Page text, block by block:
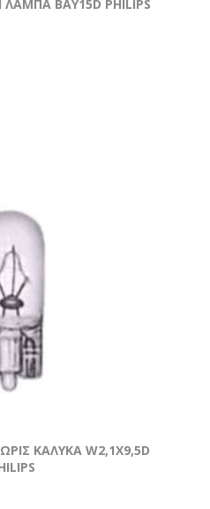
ΛΑΜΠΑ BAY15D PHILIPS
ΚΑΛΥΚΑ W2,1X9,5D